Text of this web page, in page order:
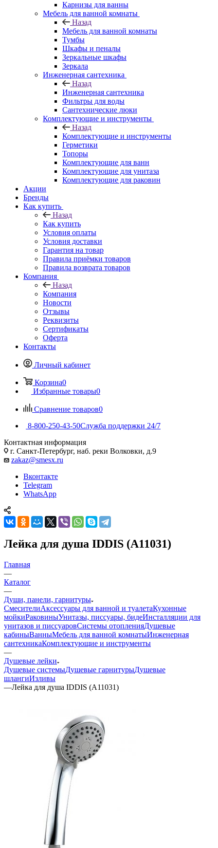
Карнизы для ванны
Мебель для ванной комнаты
Назад
Мебель для ванной комнаты
Тумбы
Шкафы и пеналы
Зеркальные шкафы
Зеркала
Инженерная сантехника
Назад
Инженерная сантехника
Фильтры для воды
Сантехнические люки
Комплектующие и инструменты
Назад
Комплектующие и инструменты
Герметики
Топоры
Комплектующие для ванн
Комплектующие для унитаза
Комплектующие для раковин
Акции
Бренды
Как купить
Назад
Как купить
Условия оплаты
Условия доставки
Гарантия на товар
Правила приёмки товаров
Правила возврата товаров
Компания
Назад
Компания
Новости
Отзывы
Реквизиты
Сертификаты
Оферта
Контакты
Личный кабинет
Корзина0
Избранные товары0
Сравнение товаров0
8-800-250-43-50Служба поддержки 24/7
Контактная информация
г. Санкт-Петербург, наб. реки Волковки, д.9
zakaz@smesx.ru
Вконтакте
Telegram
WhatsApp
Лейка для душа IDDIS (А11031)
Главная
—
Каталог
—
Души, панели, гарнитуры
СмесителиАксессуары для ванной и туалетаКухонные
мойкиРаковиныУнитазы, писсуары, бидеИнсталляции для
унитазов и писсуаровСистемы отопленияДушевые
кабиныВанныМебель для ванной комнатыИнженерная
сантехникаКомплектующие и инструменты
—
Душевые лейки
Душевые системыДушевые гарнитурыДушевые
шлангиИзливы
—Лейка для душа IDDIS (А11031)